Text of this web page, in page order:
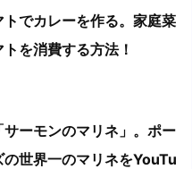
でカレーを作る。家庭菜
を消費する方法！
ーモンのマリネ」。ポー
の世界一のマリネをYouTu